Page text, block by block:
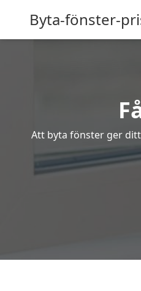
Byta-fönster-
Att byta fönster ger